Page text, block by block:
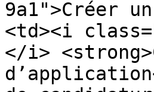
9a1">Créer
<td><i
</i>